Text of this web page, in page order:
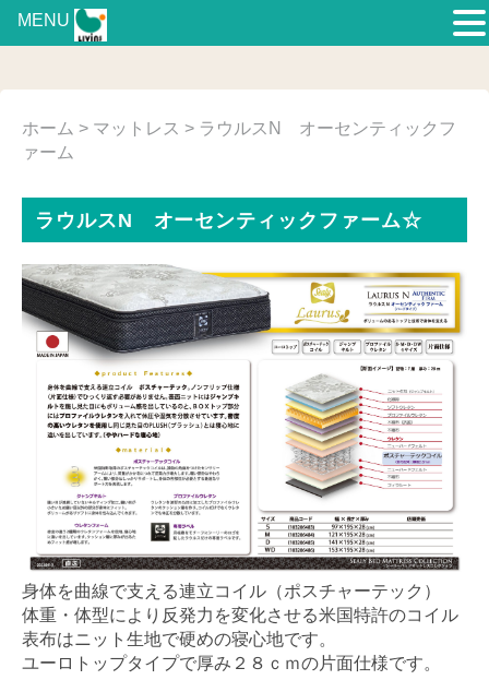
ホーム > マットレス > ラウルスN オーセンティックフ
ァーム
ラウルスN オーセンティックファーム☆
身体を曲線で支える連立コイル（ポスチャーテック）
体重・体型により反発力を変化させる米国特許のコイル
表布はニット生地で硬めの寝心地です。
ユーロトップタイプで厚み２８ｃｍの片面仕様です。
MENU